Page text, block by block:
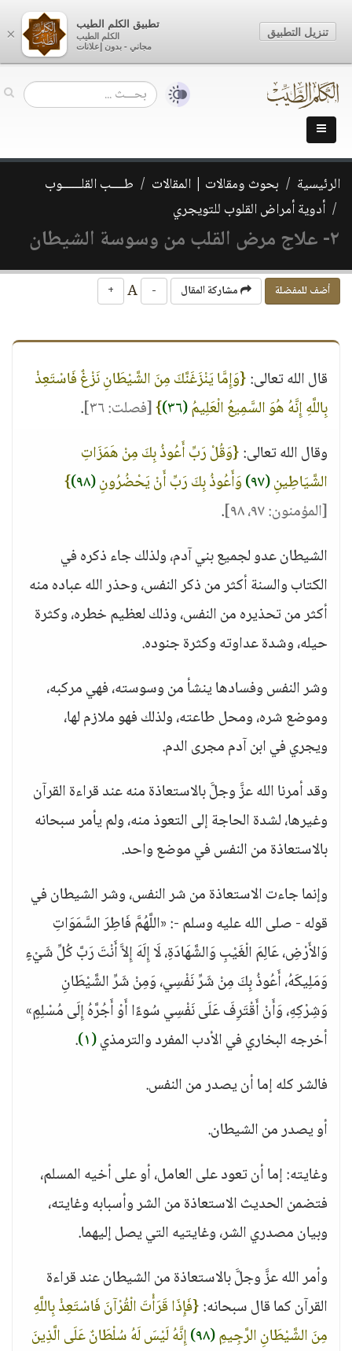
الرئيسية بحوث ومقالات | المقالات
طــــب القلــــــوب
أدوية أمراض القلوب للتويجري
٢- علاج مرض القلب من وسوسة الشيطان
أضف للمفضلة مشاركة المقال -
+
قال الله تعالى:{وَإِمَّا يَنْزَغَنَّكَ مِنَ الشَّيْطَانِ نَزْغٌ فَاسْتَعِذْ
بِاللَّهِ إِنَّهُ هُوَ السَّمِيعُ الْعَلِيمُ(٣٦) }[فصلت: ٣٦]
.
وقال الله تعالى:{وَقُلْ رَبِّ أَعُوذُ بِكَ مِنْ هَمَزَاتِ
الشَّيَاطِينِ(٩٧) وَأَعُوذُ بِكَ رَبِّ أَنْ يَحْضُرُونِ(٩٨)
}
[المؤمنون: ٩٧، ٩٨]
.
الشيطان عدو لجميع بني آدم، ولذلك جاء ذكره في
الكتاب والسنة أكثر من ذكر النفس، وحذر الله عباده منه
أكثر من تحذيره من النفس، وذلك لعظيم خطره، وكثرة
حيله، وشدة عداوته وكثرة جنوده.
وشر النفس وفسادها ينشأ من وسوسته، فهي مركبه،
وموضع شره، ومحل طاعته، ولذلك فهو ملازم لها،
ويجري في ابن آدم مجرى الدم.
وقد أمرنا الله عزَّ وجلَّ بالاستعاذة منه عند قراءة القرآن
وغيرها، لشدة الحاجة إلى التعوذ منه، ولم يأمر سبحانه
بالاستعاذة من النفس في موضع واحد.
وإنما جاءت الاستعاذة من شر النفس، وشر الشيطان في
قوله - صلى الله عليه وسلم -: «اللَّهُمَّ فَاطِرَ السَّمَوَاتِ
وَالأَرْضِ، عَالِمَ الْغَيْبِ وَالشَّهَادَةِ، لَا إِلَهَ إِلاَّ أَنْتَ رَبَّ كُلِّ شَيْءٍ
وَمَلِيكَهُ، أَعُوذُ بِكَ مِنْ شَرِّ نَفْسِي، وَمِنْ شَرِّ الشَّيْطَانِ
وَشِرْكِهِ، وَأَنْ أَقْتَرِفَ عَلَى نَفْسِي سُوءًا أَوْ أَجُرَّهُ إِلَى مُسْلِمٍ»
أخرجه البخاري في الأدب المفرد والترمذي(١) .
فالشر كله إما أن يصدر من النفس.
أو يصدر من الشيطان.
وغايته: إما أن تعود على العامل، أو على أخيه المسلم،
فتضمن الحديث الاستعاذة من الشر وأسبابه وغايته،
وبيان مصدري الشر، وغايتيه التي يصل إليهما.
وأمر الله عزَّ وجلَّ بالاستعاذة من الشيطان عند قراءة
القرآن كما قال سبحانه:{فَإِذَا قَرَأْتَ الْقُرْآنَ فَاسْتَعِذْ بِاللَّهِ
مِنَ الشَّيْطَانِ الرَّجِيمِ(٩٨)
إِنَّهُ لَيْسَ لَهُ سُلْطَانٌ عَلَى الَّذِينَ
×
تطبيق الكلم الطيب
الكلم الطيب
مجاني - بدون إعلانات
تنزيل التطبيق